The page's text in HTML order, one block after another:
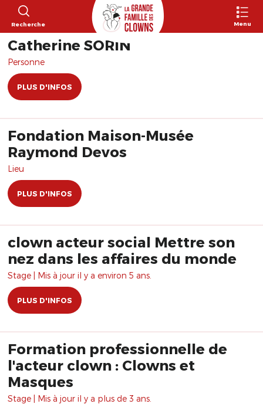
Recherche Menu
Catherine SORIN
Personne
PLUS D'INFOS
Fondation Maison-Musée
Raymond Devos
Lieu
PLUS D'INFOS
clown acteur social Mettre son
nez dans les affaires du monde
Stage | Mis à jour il y a environ 5 ans.
PLUS D'INFOS
Formation professionnelle de
l'acteur clown : Clowns et
Masques
Stage | Mis à jour il y a plus de 3 ans.